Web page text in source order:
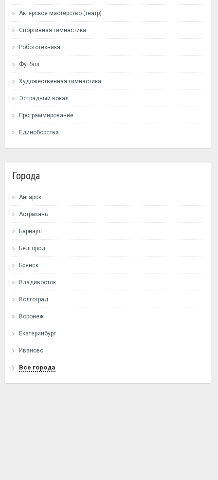
Актерское мастерство (театр)
Спортивная гимнастика
Робототехника
Футбол
Художественная гимнастика
Эстрадный вокал
Программирование
Единоборства
Города
Ангарск
Астрахань
Барнаул
Белгород
Брянск
Владивосток
Волгоград
Воронеж
Екатеринбург
Иваново
Все города